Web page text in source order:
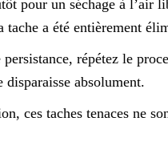
pour un séchage à l’air
a été entièrement
répétez le
disparaisse absolument.
ces taches tenaces ne